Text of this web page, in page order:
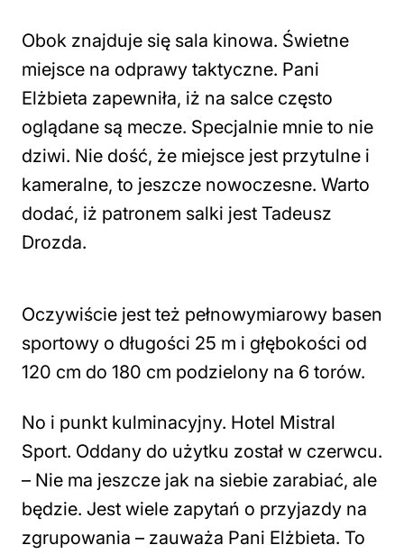
Obok znajduje się sala kinowa. Świetne
miejsce na odprawy taktyczne. Pani
Elżbieta zapewniła, iż na salce często
oglądane są mecze. Specjalnie mnie to nie
dziwi. Nie dość, że miejsce jest przytulne i
kameralne, to jeszcze nowoczesne. Warto
dodać, iż patronem salki jest Tadeusz
Drozda.
Oczywiście jest też pełnowymiarowy basen
sportowy o długości 25 m i głębokości od
120 cm do 180 cm podzielony na 6 torów.
No i punkt kulminacyjny. Hotel Mistral
Sport. Oddany do użytku został w czerwcu.
– Nie ma jeszcze jak na siebie zarabiać, ale
będzie. Jest wiele zapytań o przyjazdy na
zgrupowania – zauważa Pani Elżbieta. To